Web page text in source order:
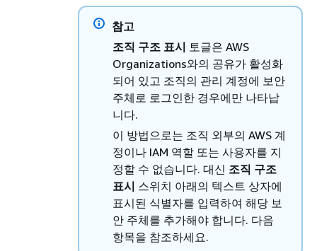
참고
조직 구조 표시 토글은 AWS
Organizations와의 공유가 활성화
되어 있고 조직의 관리 계정에 보안
주체로 로그인한 경우에만 나타납
니다.
이 방법으로는 조직 외부의 AWS 계
정이나 IAM 역할 또는 사용자를 지
정할 수 없습니다. 대신 조직 구조
표시 스위치 아래의 텍스트 상자에
표시된 식별자를 입력하여 해당 보
안 주체를 추가해야 합니다. 다음
항목을 참조하세요.